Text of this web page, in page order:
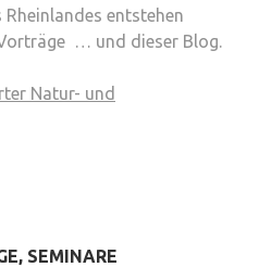
entstehen
… und dieser Blog.
Natur- und
SEMINARE